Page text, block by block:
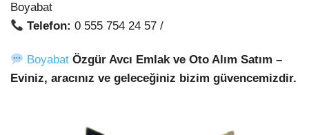
Boyabat
Telefon: 0 555 754 24 57 /
Boyabat Özgür Avcı Emlak ve Oto Alım Satım –
Eviniz, aracınız ve geleceğiniz bizim güvencemizdir.